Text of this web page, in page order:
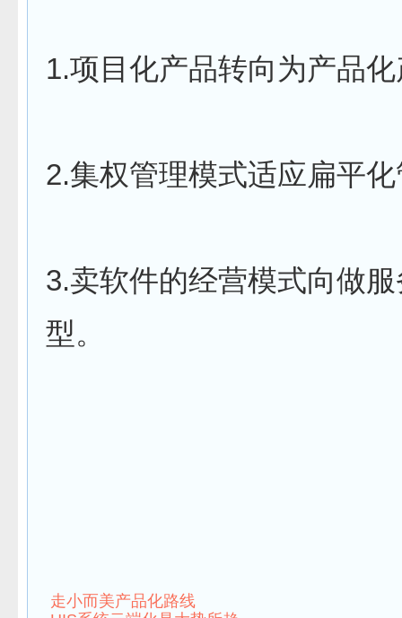
1.项目化产品转向为产品
2.集权管理模式适应扁平
3.卖软件的经营模式向做
型。
走小而美产品化路线